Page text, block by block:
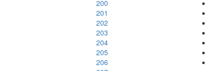
200
201
202
203
204
205
206